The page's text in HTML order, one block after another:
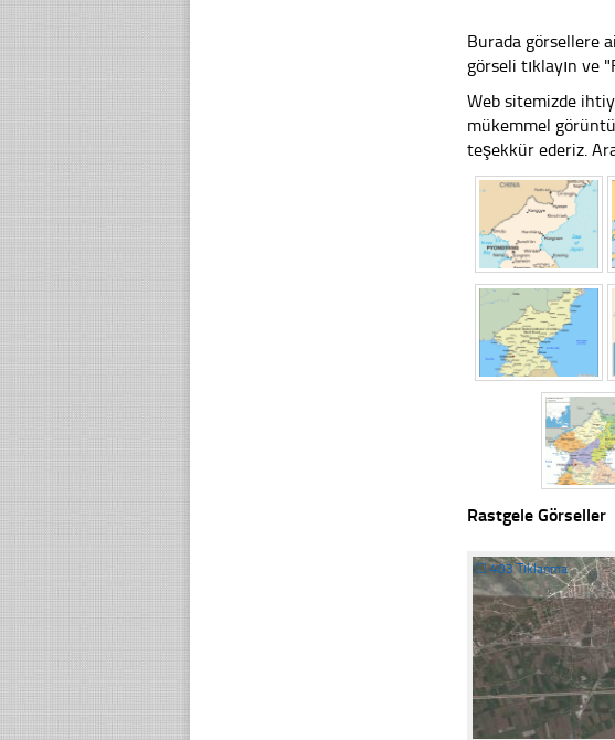
Burada görsellere
görseli tıklayın ve
Web sitemizde
mükemmel
teşekkür ederiz.
Rastgele Görseller
☐403 Tıklanma